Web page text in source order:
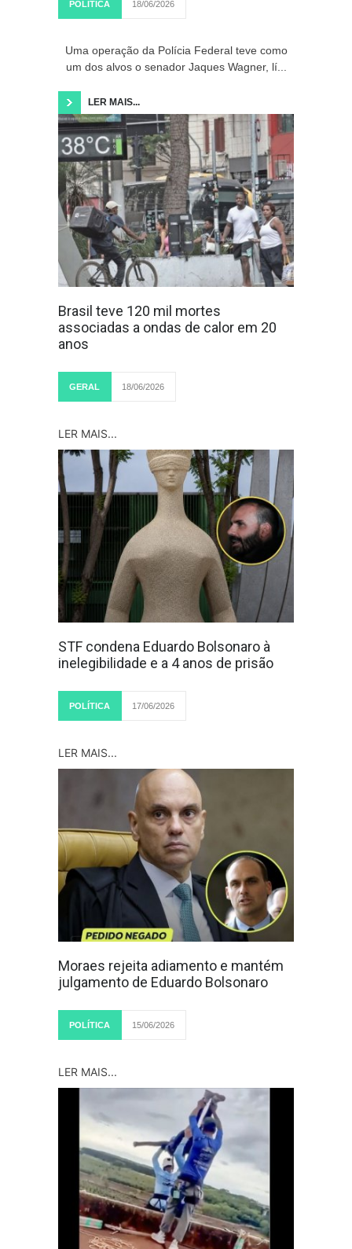
POLÍTICA 18/06/2026
Uma operação da Polícia Federal teve como
um dos alvos o senador Jaques Wagner, lí...
LER MAIS...
Brasil teve 120 mil mortes
associadas a ondas de calor em 20
anos
GERAL 18/06/2026
LER MAIS...
STF condena Eduardo Bolsonaro à
inelegibilidade e a 4 anos de prisão
POLÍTICA 17/06/2026
LER MAIS...
Moraes rejeita adiamento e mantém
julgamento de Eduardo Bolsonaro
POLÍTICA 15/06/2026
LER MAIS...